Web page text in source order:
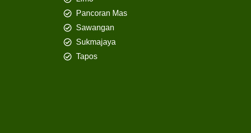
Pancoran Mas
Sawangan
Sukmajaya
Tapos